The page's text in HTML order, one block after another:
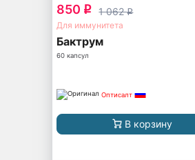
850 q 1 062q
Для иммунитета
Бактрум
60 капсул
Оптисалт
В корзину